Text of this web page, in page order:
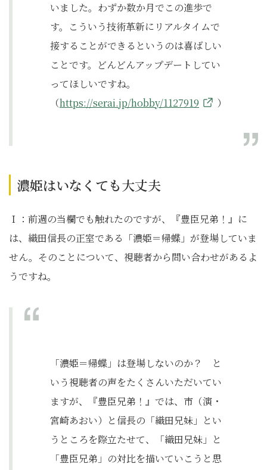
いました。わずか数か月でこの進歩で
す。こういう技術革新にリアルタイムで
接することができるというのは喜ばしい
ことです。どんどんアップデートしてい
ってほしいですね。
（https://serai.jp/hobby/1127919 ）
濃姫はいなくても大丈夫
Ｉ：前週の当欄でも触れたのですが、『豊臣兄弟！』に
は、織田信長の正室である「濃姫＝帰蝶」が登場していま
せん。そのことについて、視聴者から問い合わせがあるよ
うですね。
「濃姫＝帰蝶」は登場しないのか？ と
いう視聴者の声をたくさんいただいてい
ますが、『豊臣兄弟！』では、市（演・
宮崎あおい）と信長の「織田兄妹」とい
うところを際立たせて、「織田兄妹」と
「豊臣兄弟」の対比を描いていこうと思